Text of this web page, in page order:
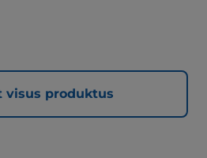
visus produktus